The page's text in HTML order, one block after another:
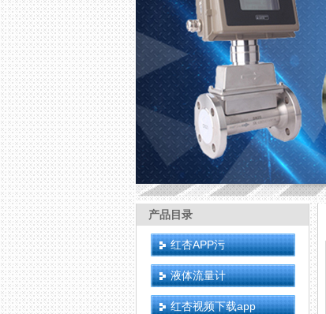
产品目录
红杏APP污
液体流量计
红杏视频下载app